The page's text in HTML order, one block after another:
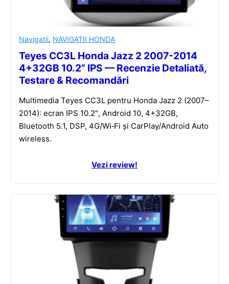
Navigatii, NAVIGATII HONDA
Teyes CC3L Honda Jazz 2 2007-2014
4+32GB 10.2” IPS — Recenzie Detaliată,
Testare & Recomandări
Multimedia Teyes CC3L pentru Honda Jazz 2 (2007–
2014): ecran IPS 10.2″, Android 10, 4+32GB,
Bluetooth 5.1, DSP, 4G/Wi‑Fi și CarPlay/Android Auto
wireless.
Vezi review!